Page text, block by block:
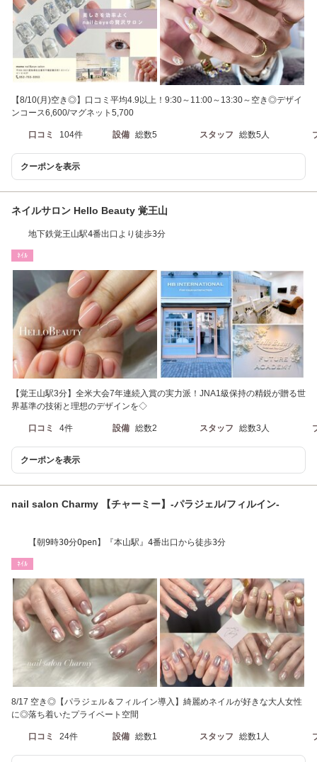
【8/10(月)空き◎】口コミ平均4.9以上！9:30～11:00～13:30～空き◎デザイ
ンコース6,600/マグネット5,700
口コミ 104件 設備 総数5 スタッフ 総数5人
クーポンを表示
ネイルサロン Hello Beauty 覚王山
地下鉄覚王山駅4番出口より徒歩3分
ﾈｲﾙ
【覚王山駅3分】全米大会7年連続入賞の実力派！JNA1級保持の精鋭が贈る世
界基準の技術と理想のデザインを◇
口コミ 4件 設備 総数2 スタッフ 総数3人
クーポンを表示
nail salon Charmy 【チャーミー】-パラジェル/フィルイン-
【朝9時30分Open】『本山駅』4番出口から徒歩3分
ﾈｲﾙ
8/17 空き◎【パラジェル＆フィルイン導入】綺麗めネイルが好きな大人女性
に◎落ち着いたプライベート空間
口コミ 24件 設備 総数1 スタッフ 総数1人